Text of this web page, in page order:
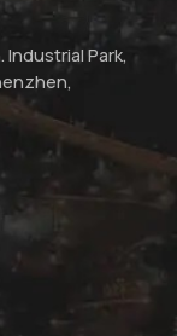
Industrial Park,